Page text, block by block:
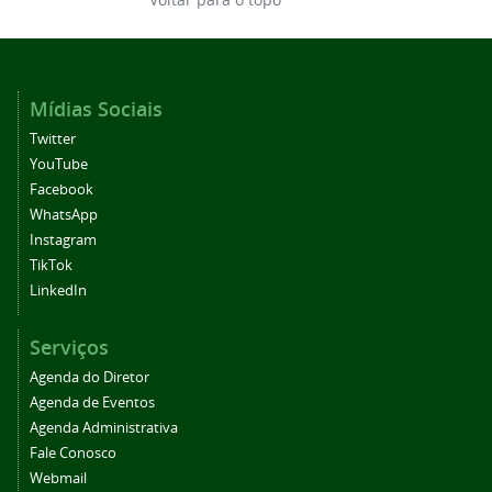
Mídias Sociais
Twitter
YouTube
Facebook
WhatsApp
Instagram
TikTok
LinkedIn
Serviços
Agenda do Diretor
Agenda de Eventos
Agenda Administrativa
Fale Conosco
Webmail